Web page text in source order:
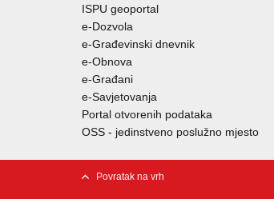
ISPU geoportal
e-Dozvola
e-Građevinski dnevnik
e-Obnova
e-Građani
e-Savjetovanja
Portal otvorenih podataka
OSS - jedinstveno poslužno mjesto
Povratak na vrh